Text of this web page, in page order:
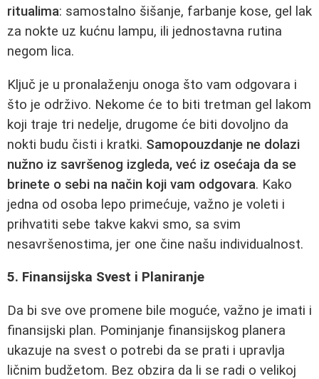
ritualima: samostalno šišanje, farbanje kose, gel lak
za nokte uz kućnu lampu, ili jednostavna rutina
negom lica.
Ključ je u pronalaženju onoga što vam odgovara i
što je održivo. Nekome će to biti tretman gel lakom
koji traje tri nedelje, drugome će biti dovoljno da
nokti budu čisti i kratki. Samopouzdanje ne dolazi
nužno iz savršenog izgleda, već iz osećaja da se
brinete o sebi na način koji vam odgovara. Kako
jedna od osoba lepo primećuje, važno je voleti i
prihvatiti sebe takve kakvi smo, sa svim
nesavršenostima, jer one čine našu individualnost.
5. Finansijska Svest i Planiranje
Da bi sve ove promene bile moguće, važno je imati i
finansijski plan. Pominjanje finansijskog planera
ukazuje na svest o potrebi da se prati i upravlja
ličnim budžetom. Bez obzira da li se radi o velikoj